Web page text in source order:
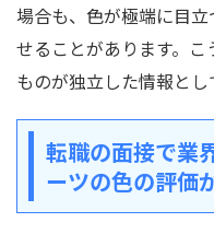
場合も、色が極端に目
せることがあります。
ものが独立した情報とし
転職の面接で業
ーツの色の評価